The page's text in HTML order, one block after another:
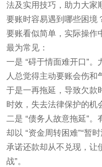
法及实用技巧，助力大家
要账时容易遇到哪些困境
要账看似简单，实际操作
最为常见：
一是 “碍于情面难开口”
人总觉得主动要账会伤和
于是一再拖延，导致欠款
时效，失去法律保护的机
二是 “债务人故意拖延”。
却以 “资金周转困难”“暂
承诺还款却从不兑现，让
战”。